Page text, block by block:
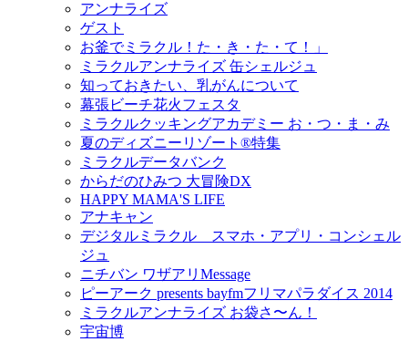
アンナライズ
ゲスト
お釜でミラクル！た・き・た・て！」
ミラクルアンナライズ 缶シェルジュ
知っておきたい、乳がんについて
幕張ビーチ花火フェスタ
ミラクルクッキングアカデミー お・つ・ま・み
夏のディズニーリゾート®特集
ミラクルデータバンク
からだのひみつ 大冒険DX
HAPPY MAMA'S LIFE
アナキャン
デジタルミラクル スマホ・アプリ・コンシェル
ジュ
ニチバン ワザアリMessage
ピーアーク presents bayfmフリマパラダイス 2014
ミラクルアンナライズ お袋さ〜ん！
宇宙博